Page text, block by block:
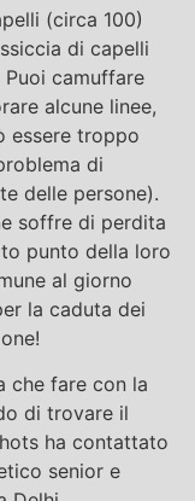
(circa 100)
di capelli
camuffare
alcune linee,
essere troppo
di
delle persone).
soffre di perdita
punto della loro
al giorno
la caduta dei
che fare con la
di trovare il
ha contattato
senior e